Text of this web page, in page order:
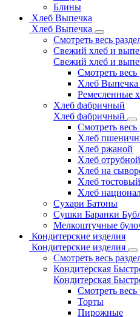
Блины
Хлеб Выпечка
Хлеб Выпечка
Смотреть весь
Свежий хлеб и
Свежий хлеб и
Смотреть весь
Хлеб
Ремесленные
Хлеб фабричный
Хлеб фабричный
Смотреть весь
Хлеб
Хлеб ржаной
Хлеб отрубной
Хлеб на
Хлеб тостовый
Хлеб
Сухари Батоны
Сушки Баранки
Мелкоштучные
Кондитерские изделия
Кондитерские изделия
Смотреть весь
Кондитерская
Кондитерская
Смотреть весь
Торты
Пирожные